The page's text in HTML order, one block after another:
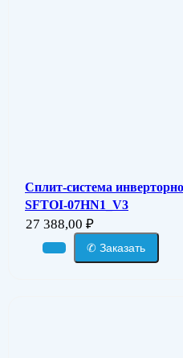
Сплит-система
SFTOI-07HN1_V3
27 388,00 ₽
✆ Заказать